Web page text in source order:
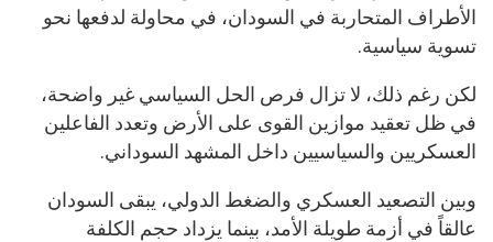
الأطراف المتحاربة في السودان، في محاولة لدفعها نحو
تسوية سياسية.
لكن رغم ذلك، لا تزال فرص الحل السياسي غير واضحة،
في ظل تعقيد موازين القوى على الأرض وتعدد الفاعلين
العسكريين والسياسيين داخل المشهد السوداني.
وبين التصعيد العسكري والضغط الدولي، يبقى السودان
عالقاً في أزمة طويلة الأمد، بينما يزداد حجم الكلفة